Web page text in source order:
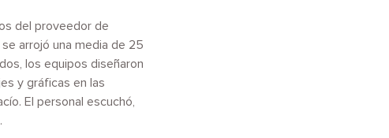
del proveedor de
arrojó una media de 25
los equipos diseñaron
y gráficas en las
El personal escuchó,